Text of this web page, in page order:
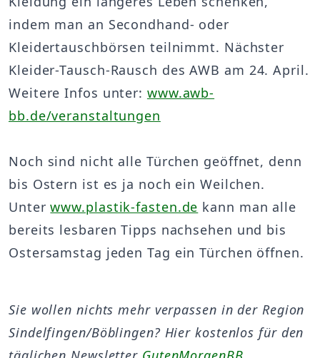
indem man an Secondhand- oder
Kleidertauschbörsen teilnimmt. Nächster
Kleider-Tausch-Rausch des AWB am 24. April.
Weitere Infos unter: www.awb-
bb.de/veranstaltungen
Noch sind nicht alle Türchen geöffnet, denn
bis Ostern ist es ja noch ein Weilchen.
Unterwww.plastik-fasten.de kann man alle
bereits lesbaren Tipps nachsehen und bis
Ostersamstag jeden Tag ein Türchen öffnen.
Sie wollen nichts mehr verpassen in der Region
Sindelfingen/Böblingen? Hier kostenlos für den